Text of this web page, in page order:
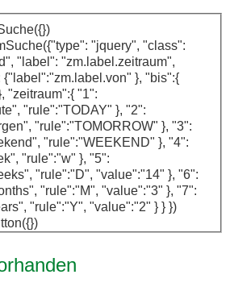
"jquery", "class":
"rule":"TODAY" }, "2":
"rule":"TOMORROW" }, "3":
"rule":"WEEKEND" }, "4":
"rule":"w" }, "5":
"rule":"D", "value":"14" }, "6":
"rule":"M", "value":"3" }, "7":
"rule":"Y", "value":"2" } } })